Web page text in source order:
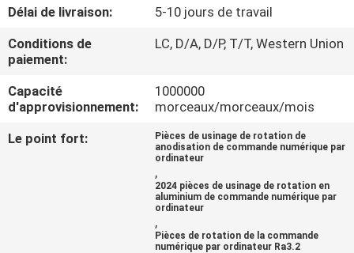
DE
LA
QUALITÉ
NOUS
CONTACTER
Délai de livraison:
5-10 jours de travail
Conditions de
paiement:
LC, D/A, D/P, T/T, Western Union
Capacité
d'approvisionnement:
1000000
morceaux/morceaux/mois
Le point fort:
Pièces de usinage de rotation de
anodisation de commande numérique par
ordinateur
,
2024 pièces de usinage de rotation en
aluminium de commande numérique par
ordinateur
,
Pièces de rotation de la commande
numérique par ordinateur Ra3.2